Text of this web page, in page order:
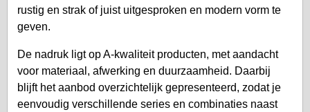
rustig en strak of juist uitgesproken en modern vorm te
geven.
De nadruk ligt op A-kwaliteit producten, met aandacht
voor materiaal, afwerking en duurzaamheid. Daarbij
blijft het aanbod overzichtelijk gepresenteerd, zodat je
eenvoudig verschillende series en combinaties naast